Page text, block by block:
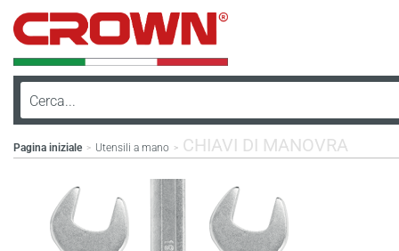
Pagina iniziale > Utensili a mano > CHIAVI DI MANOVRA